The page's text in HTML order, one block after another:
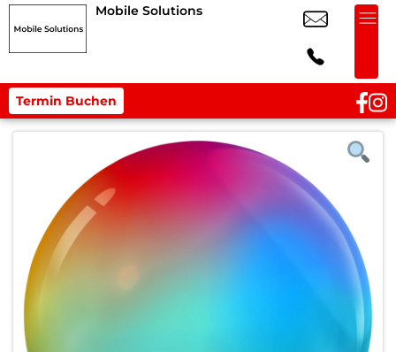
Mobile Solutions
Termin Buchen